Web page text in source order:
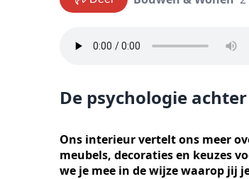
De psychologie
Ons interieur vertelt ons meer
meubels, decoraties en keuzes
we je mee in de wijze waarop jij